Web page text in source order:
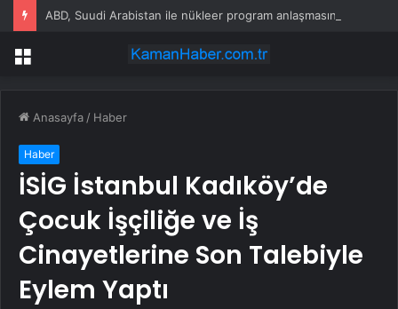
Menü
Anasayfa / Haber
Haber
İSİG İstanbul Kadıköy’de
Çocuk İşçiliğe ve İş
Cinayetlerine Son Talebiyle
Eylem Yaptı